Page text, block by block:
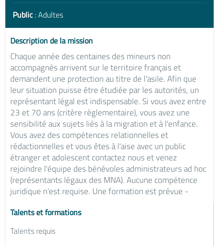
Public : Adultes
Description de la mission
Chaque année des centaines des mineurs non
accompagnés arrivent sur le territoire français et
demandent une protection au titre de l'asile. Afin que
leur situation puisse être étudiée par les autorités, un
représentant légal est indispensable. Si vous avez entre
23 et 70 ans (critère règlementaire), vous avez une
sensibilité aux sujets liés à la migration et à l'enfance.
Vous avez des compétences relationnelles et
rédactionnelles et vous êtes à l'aise avec un public
étranger et adolescent contactez nous et venez
rejoindre l'équipe des bénévoles administrateurs ad hoc
(représentants légaux des MNA). Aucune compétence
juridique n'est requise. Une formation est prévue -
Talents et formations
Talents requis